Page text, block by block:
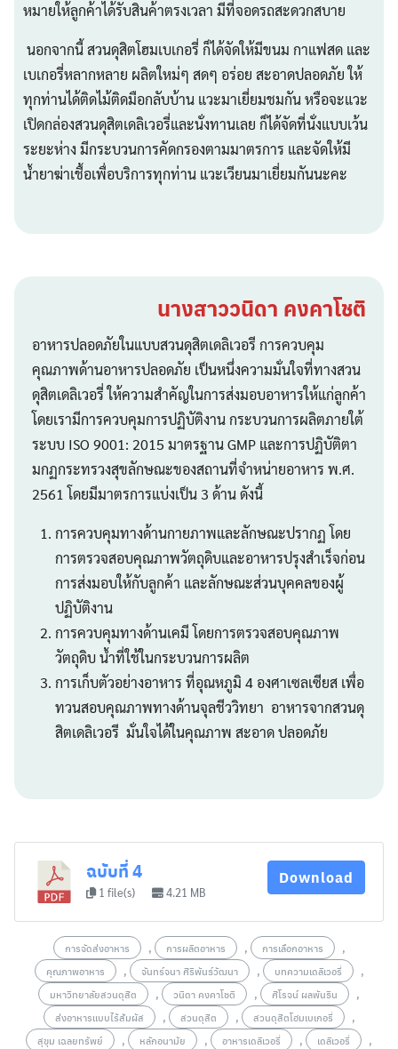
หมายให้ลูกค้าได้รับสินค้าตรงเวลา มีที่จอดรถสะดวกสบาย
นอกจากนี้ สวนดุสิตโฮมเบเกอรี่ ก็ได้จัดให้มีขนม กาแฟสด และ
เบเกอรี่หลากหลาย ผลิตใหม่ๆ สดๆ อร่อย สะอาดปลอดภัย ให้
ทุกท่านได้ติดไม้ติดมือกลับบ้าน แวะมาเยี่ยมชมกัน หรือจะแวะ
เปิดกล่องสวนดุสิตเดลิเวอรี่และนั่งทานเลย ก็ได้จัดที่นั่งแบบเว้น
ระยะห่าง มีกระบวนการคัดกรองตามมาตรการ และจัดให้มี
น้ำยาฆ่าเชื้อเพื่อบริการทุกท่าน แวะเวียนมาเยี่ยมกันนะคะ
นางสาววนิดา คงคาโชติ
อาหารปลอดภัยในแบบสวนดุสิตเดลิเวอรี การควบคุม
คุณภาพด้านอาหารปลอดภัย เป็นหนึ่งความมั่นใจที่ทางสวน
ดุสิตเดลิเวอรี่ ให้ความสำคัญในการส่งมอบอาหารให้แก่ลูกค้า
โดยเรามีการควบคุมการปฏิบัติงาน กระบวนการผลิตภายใต้
ระบบ ISO 9001: 2015 มาตรฐาน GMP และการปฏิบัติตา
มกฏกระทรวงสุขลักษณะของสถานที่จำหน่ายอาหาร พ.ศ.
2561 โดยมีมาตรการแบ่งเป็น 3 ด้าน ดังนี้
การควบคุมทางด้านกายภาพและลักษณะปรากฏ โดย
การตรวจสอบคุณภาพวัตถุดิบและอาหารปรุงสำเร็จก่อน
การส่งมอบให้กับลูกค้า และลักษณะส่วนบุคคลของผู้
ปฏิบัติงาน
การควบคุมทางด้านเคมี โดยการตรวจสอบคุณภาพ
วัตถุดิบ น้ำที่ใช้ในกระบวนการผลิต
การเก็บตัวอย่างอาหาร ที่อุณหภูมิ 4 องศาเซลเซียส เพื่อ
ทวนสอบคุณภาพทางด้านจุลชีววิทยา อาหารจากสวนดุ
สิตเดลิเวอรี มั่นใจได้ในคุณภาพ สะอาด ปลอดภัย
ฉบับที่ 4
1 file(s) 4.21 MB
Download
การจัดส่งอาหาร , การผลิตอาหาร , การเลือกอาหาร ,
คุณภาพอาหาร , จันทร์จนา ศิริพันธ์วัฒนา , บทความเดลิเวอรี่ ,
มหาวิทยาลัยสวนดุสิต , วนิดา คงคาโชติ , ศิโรจน์ ผลพันธิน ,
ส่งอาหารแบบไร้สัมผัส , สวนดุสิต , สวนดุสิตโฮมเบเกอรี่ ,
สุขุม เฉลยทรัพย์ , หลักอนามัย , อาหารเดลิเวอรี่ , เดลิเวอรี่ ,